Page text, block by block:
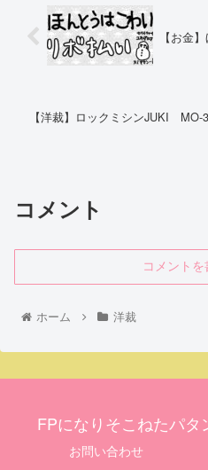
【お金
【洋裁】ロックミシンJUKI MO-
コメント
コメントを
ホーム 洋裁
FPになりそこねたパ
お問い合わせ